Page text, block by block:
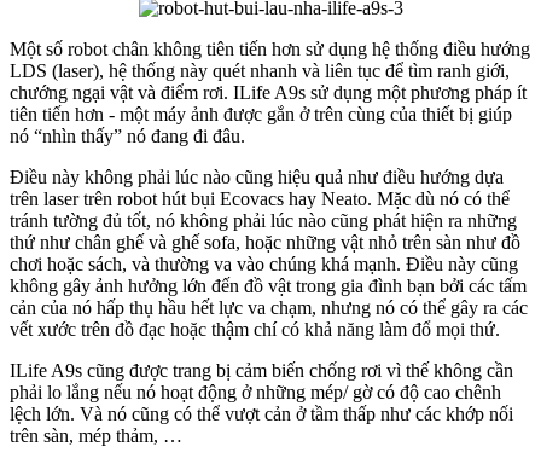
Một số robot chân không tiên tiến hơn sử dụng hệ thống điều hướng
LDS (laser), hệ thống này quét nhanh và liên tục để tìm ranh giới,
chướng ngại vật và điểm rơi. ILife A9s sử dụng một phương pháp ít
tiên tiến hơn - một máy ảnh được gắn ở trên cùng của thiết bị giúp
nó “nhìn thấy” nó đang đi đâu.
Điều này không phải lúc nào cũng hiệu quả như điều hướng dựa
trên laser trên robot hút bụi Ecovacs hay Neato. Mặc dù nó có thể
tránh tường đủ tốt, nó không phải lúc nào cũng phát hiện ra những
thứ như chân ghế và ghế sofa, hoặc những vật nhỏ trên sàn như đồ
chơi hoặc sách, và thường va vào chúng khá mạnh. Điều này cũng
không gây ảnh hưởng lớn đến đồ vật trong gia đình bạn bởi các tấm
cản của nó hấp thụ hầu hết lực va chạm, nhưng nó có thể gây ra các
vết xước trên đồ đạc hoặc thậm chí có khả năng làm đổ mọi thứ.
ILife A9s cũng được trang bị cảm biến chống rơi vì thế không cần
phải lo lắng nếu nó hoạt động ở những mép/ gờ có độ cao chênh
lệch lớn. Và nó cũng có thể vượt cản ở tầm thấp như các khớp nối
trên sàn, mép thảm, …